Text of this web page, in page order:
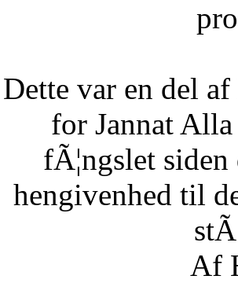
Dette var en del
for Jannat
fÃ¦ngslet
hengivenhed til
Af